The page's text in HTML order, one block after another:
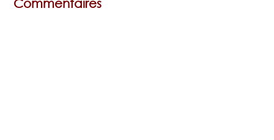
Commentaires